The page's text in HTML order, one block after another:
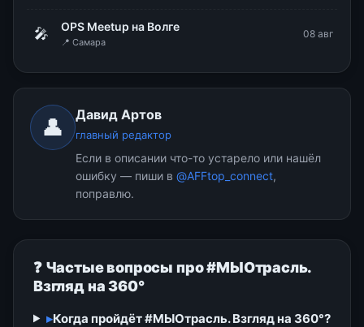
🎤 OPS Meetup на Волге
📍 Самара
08 авг
👤 Давид Артов
главный редактор
Если в описании что-то устарело или нашёл
ошибку — пиши в @AFFtop_connect,
поправлю.
❓ Частые вопросы про #МЫОтрасль.
Взгляд на 360°
▸Когда пройдёт #МЫОтрасль. Взгляд на 360°?